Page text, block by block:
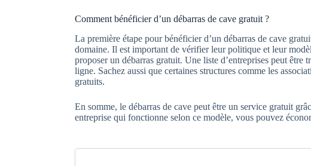
Comment bénéficier d’un débarras de cave gratuit ?
La première étape pour bénéficier d’un débarras de cave
domaine. Il est important de vérifier leur politique et leur
proposer un débarras gratuit. Une liste d’entreprises peut être
ligne. Sachez aussi que certaines structures comme les
gratuits.
En somme, le débarras de cave peut être un service gratuit
entreprise qui fonctionne selon ce modèle, vous pouvez